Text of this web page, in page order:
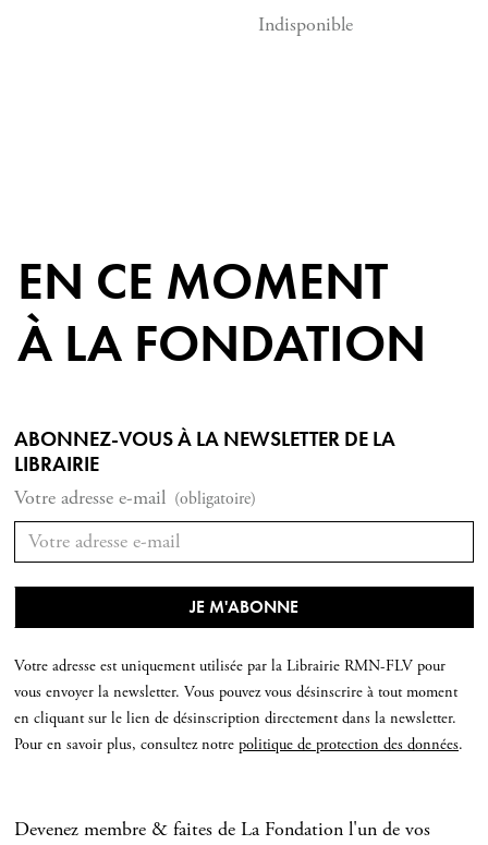
Indisponible
EN CE MOMENT
À LA FONDATION
ABONNEZ-VOUS À LA NEWSLETTER DE LA
LIBRAIRIE
Votre adresse e-mail (obligatoire)
Votre adresse est uniquement utilisée par la Librairie RMN-FLV pour
vous envoyer la newsletter. Vous pouvez vous désinscrire à tout moment
en cliquant sur le lien de désinscription directement dans la newsletter.
Pour en savoir plus, consultez notre politique de protection des données.
Devenez membre & faites de La Fondation l'un de vos